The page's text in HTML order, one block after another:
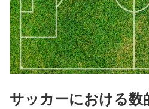
サッカーにおける数